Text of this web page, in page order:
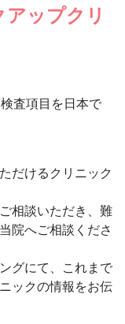
ップクリ
査項目を日本で
だけるクリニック
相談いただき、難
院へご相談くださ
グにて、これまで
ックの情報をお伝